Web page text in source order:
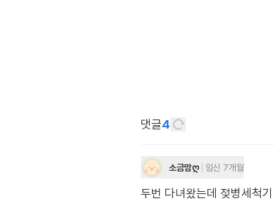
댓글4
소금맘ღ 임신 7개월
두번 다녀왔는데 젖병세척